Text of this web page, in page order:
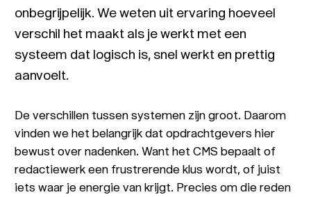
onbegrijpelijk. We weten uit ervaring hoeveel
verschil het maakt als je werkt met een
systeem dat logisch is, snel werkt en prettig
aanvoelt.
De verschillen tussen systemen zijn groot. Daarom
vinden we het belangrijk dat opdrachtgevers hier
bewust over nadenken. Want het CMS bepaalt of
redactiewerk een frustrerende klus wordt, of juist
iets waar je energie van krijgt. Precies om die reden